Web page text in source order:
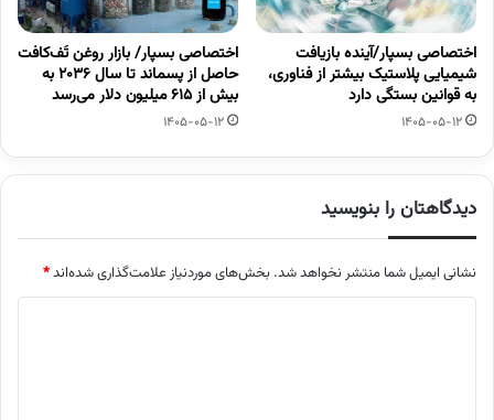
اختصاصی بسپار/آینده بازیافت
شیمیایی پلاستیک بیشتر از فناوری،
به قوانین بستگی دارد
1405-05-12
اختصاصی بسپار/ بازار روغن تَف‌کافت
حاصل از پسماند تا سال ۲۰۳۶ به
بیش از ۶۱۵ میلیون دلار می‌رسد
1405-05-12
دیدگاهتان را بنویسید
نشانی ایمیل شما منتشر نخواهد شد. بخش‌های موردنیاز علامت‌گذاری شده‌اند*